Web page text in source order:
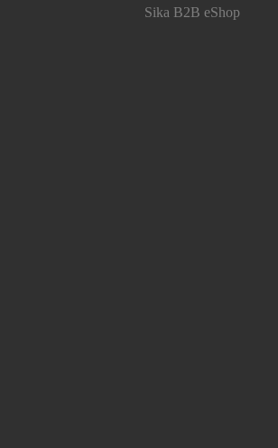
Sika B2B eShop